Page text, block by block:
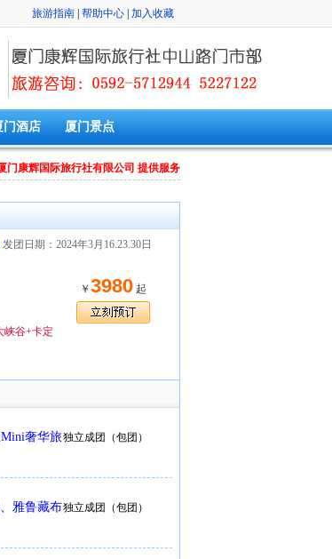
旅游指南 帮助中心 加入收藏
门酒店 厦门景点
门康辉国际旅行社有限公司 提供服务
发团日期：2024年3月16.23.30日
￥ 3980起
峡谷+卡定
奢华旅独立成团（包团）
雅鲁藏布独立成团（包团）